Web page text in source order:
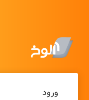
ورود